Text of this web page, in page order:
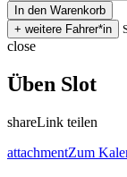
close
Üben Slot
shareLink teilen
attachmentZum